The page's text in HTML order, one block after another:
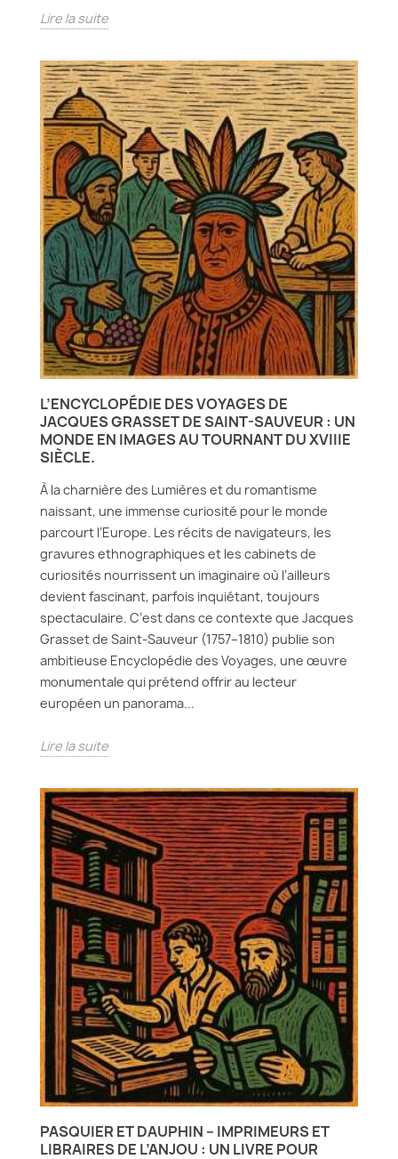
Lire la suite
L’ENCYCLOPÉDIE DES VOYAGES DE
JACQUES GRASSET DE SAINT-SAUVEUR : UN
MONDE EN IMAGES AU TOURNANT DU XVIIIE
SIÈCLE.
À la charnière des Lumières et du romantisme
naissant, une immense curiosité pour le monde
parcourt l’Europe. Les récits de navigateurs, les
gravures ethnographiques et les cabinets de
curiosités nourrissent un imaginaire où l’ailleurs
devient fascinant, parfois inquiétant, toujours
spectaculaire. C’est dans ce contexte que Jacques
Grasset de Saint-Sauveur (1757–1810) publie son
ambitieuse Encyclopédie des Voyages, une œuvre
monumentale qui prétend offrir au lecteur
européen un panorama...
Lire la suite
PASQUIER ET DAUPHIN – IMPRIMEURS ET
LIBRAIRES DE L’ANJOU : UN LIVRE POUR